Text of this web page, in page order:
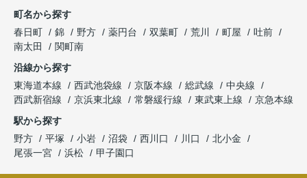
町名から探す
春日町
錦 野方 薬円台 双葉町 荒川 町屋
吐前
南太田
関町南
沿線から探す
東海道本線
西武池袋線 京阪本線 総武線
中央線
西武新宿線
京浜東北線 常磐緩行線 東武東上線
京急本線
駅から探す
野方
平塚 小岩 沼袋 西川口 川口
北小金
尾張一宮
浜松 甲子園口